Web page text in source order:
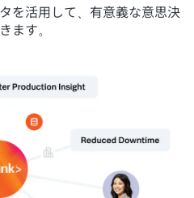
を活用して、有意義な意思決
ます。